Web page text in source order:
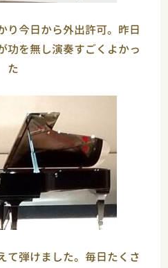
日から外出許可。昨日
功を無し演奏すごくよかっ
た
て弾けました。毎日たくさ